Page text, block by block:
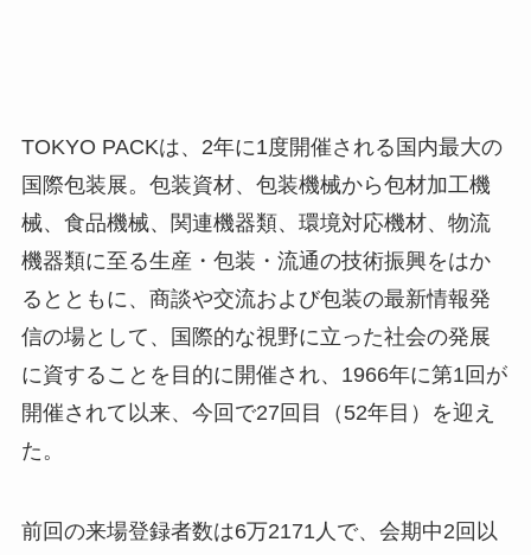
TOKYO PACKは、2年に1度開催される国内最大の
国際包装展。包装資材、包装機械から包材加工機
械、食品機械、関連機器類、環境対応機材、物流
機器類に至る生産・包装・流通の技術振興をはか
るとともに、商談や交流および包装の最新情報発
信の場として、国際的な視野に立った社会の発展
に資することを目的に開催され、1966年に第1回が
開催されて以来、今回で27回目（52年目）を迎え
た。
前回の来場登録者数は6万2171人で、会期中2回以